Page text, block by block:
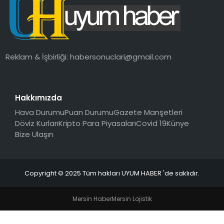
SAĞLIK
MAGAZIN
Reklam & İşbirliği:habersonuclari@gmail.com
Hakkımızda
Hava DurumuPuan DurumuGazete Manşetleri
Döviz KurlarıKripto Para PiyasalarıCovid 19Künye
Bize Ulaşın
Copyright © 2025 Tüm hakları UYUM HABER 'de saklıdır.
Mersin HaberMersin Lojistik